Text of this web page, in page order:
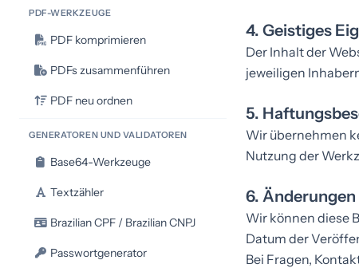
PDF-WERKZEUGE
PDF komprimieren
PDFs zusammenführen
PDF neu ordnen
GENERATOREN UND VALIDATOREN
Base64-Werkzeuge
Textzähler
Brazilian CPF / Brazilian CNPJ
Passwortgenerator
4. Geistiges
Der Inhalt der
jeweiligen
5.
Wir übernehmen
Nutzung der
6. Änderungen
Wir können diese
Datum der
Bei Fragen,